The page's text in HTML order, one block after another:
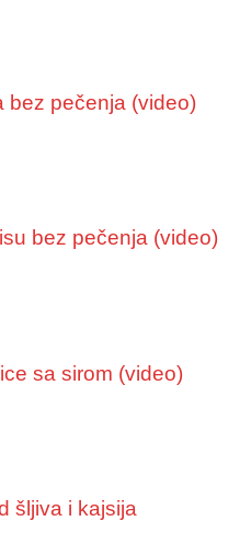
bez pečenja (video)
bez pečenja (video)
sa sirom (video)
šljiva i kajsija